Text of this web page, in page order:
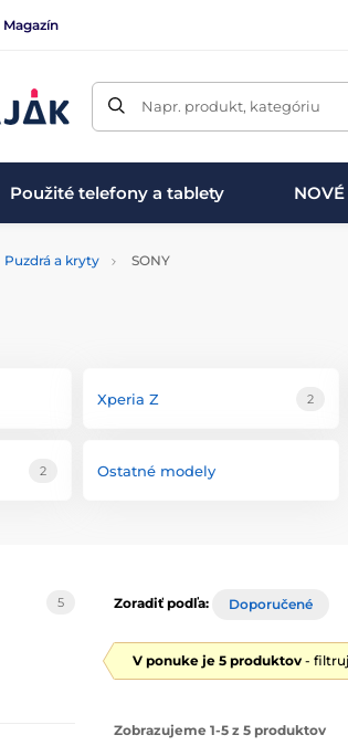
Magazín
Napr. produkt, kategóriu
Použité telefony a tablety
Puzdrá a kryty SONY
Xperia Z 2
2 Ostatné modely
5 Zoradiť podľa: Doporučené
V ponuke je 5 produktov -
Zobrazujeme 1-5 z 5 produktov